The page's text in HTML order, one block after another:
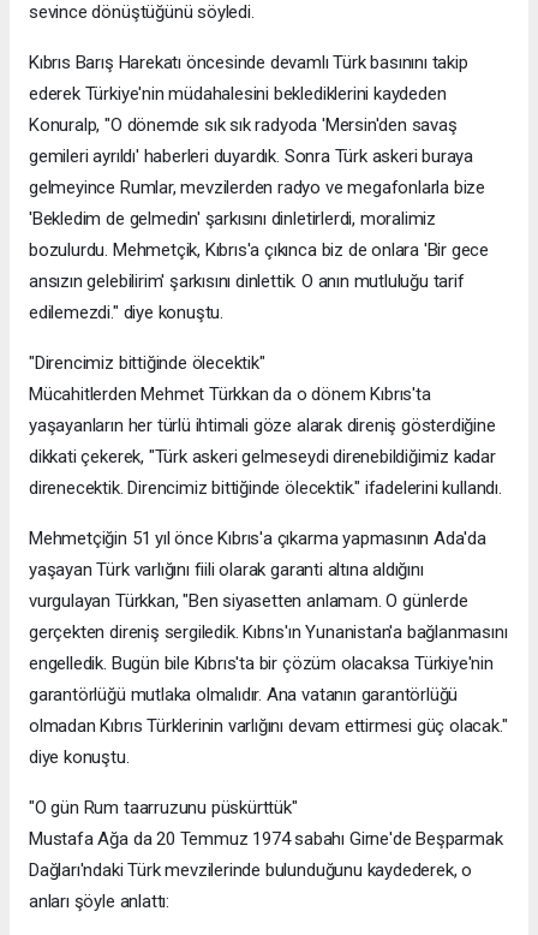
sevince dönüştüğünü söyledi.
Kıbrıs Barış Harekatı öncesinde devamlı Türk basınını takip
ederek Türkiye'nin müdahalesini beklediklerini kaydeden
Konuralp, "O dönemde sık sık radyoda 'Mersin'den savaş
gemileri ayrıldı' haberleri duyardık. Sonra Türk askeri buraya
gelmeyince Rumlar, mevzilerden radyo ve megafonlarla bize
'Bekledim de gelmedin' şarkısını dinletirlerdi, moralimiz
bozulurdu. Mehmetçik, Kıbrıs'a çıkınca biz de onlara 'Bir gece
ansızın gelebilirim' şarkısını dinlettik. O anın mutluluğu tarif
edilemezdi." diye konuştu.
"Direncimiz bittiğinde ölecektik"
Mücahitlerden Mehmet Türkkan da o dönem Kıbrıs'ta
yaşayanların her türlü ihtimali göze alarak direniş gösterdiğine
dikkati çekerek, "Türk askeri gelmeseydi direnebildiğimiz kadar
direnecektik. Direncimiz bittiğinde ölecektik." ifadelerini kullandı.
Mehmetçiğin 51 yıl önce Kıbrıs'a çıkarma yapmasının Ada'da
yaşayan Türk varlığını fiili olarak garanti altına aldığını
vurgulayan Türkkan, "Ben siyasetten anlamam. O günlerde
gerçekten direniş sergiledik. Kıbrıs'ın Yunanistan'a bağlanmasını
engelledik. Bugün bile Kıbrıs'ta bir çözüm olacaksa Türkiye'nin
garantörlüğü mutlaka olmalıdır. Ana vatanın garantörlüğü
olmadan Kıbrıs Türklerinin varlığını devam ettirmesi güç olacak."
diye konuştu.
"O gün Rum taarruzunu püskürttük"
Mustafa Ağa da 20 Temmuz 1974 sabahı Girne'de Beşparmak
Dağları'ndaki Türk mevzilerinde bulunduğunu kaydederek, o
anları şöyle anlattı: